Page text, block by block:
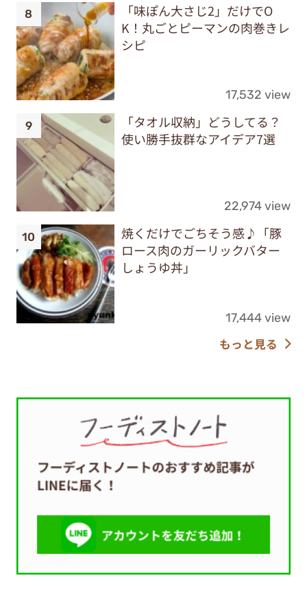
「味ぽん大さじ2」だけでO
K！丸ごとピーマンの肉巻きレ
シピ
17,532 view
「タオル収納」どうしてる？
使い勝手抜群なアイデア7選
22,974 view
焼くだけでごちそう感♪「豚
ロース肉のガーリックバター
しょうゆ丼」
17,444 view
もっと見る